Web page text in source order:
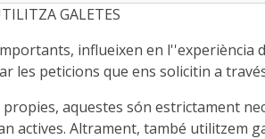
GALETES
influeixen en l''experiència
les peticions que ens solicitin a
aquestes són estrictament
actives. Altrament, també utilitzem